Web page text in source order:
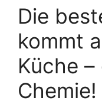
Die
kommt
Küche
Chemie!